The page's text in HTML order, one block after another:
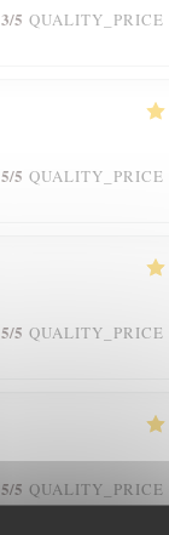
3/5 QUALITY_PRICE
5/5 QUALITY_PRICE
5/5 QUALITY_PRICE
5/5 QUALITY_PRICE